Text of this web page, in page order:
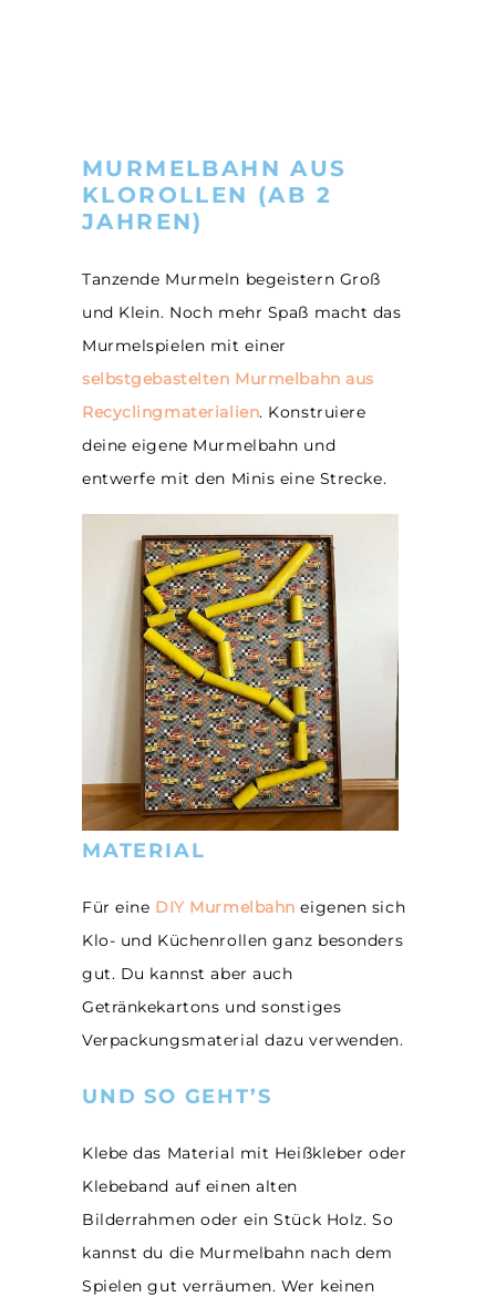
MURMELBAHN AUS
KLOROLLEN (AB 2
JAHREN)
Tanzende Murmeln begeistern Groß
und Klein. Noch mehr Spaß macht das
Murmelspielen mit einer
selbstgebastelten Murmelbahn aus
Recyclingmaterialien. Konstruiere
deine eigene Murmelbahn und
entwerfe mit den Minis eine Strecke.
MATERIAL
Für eine DIY Murmelbahn eigenen sich
Klo- und Küchenrollen ganz besonders
gut. Du kannst aber auch
Getränkekartons und sonstiges
Verpackungsmaterial dazu verwenden.
UND SO GEHT’S
Klebe das Material mit Heißkleber oder
Klebeband auf einen alten
Bilderrahmen oder ein Stück Holz. So
kannst du die Murmelbahn nach dem
Spielen gut verräumen. Wer keinen